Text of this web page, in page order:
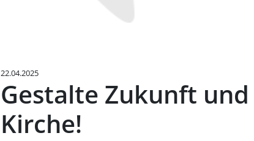
22.04.2025
Gestalte Zukunft
Kirche!